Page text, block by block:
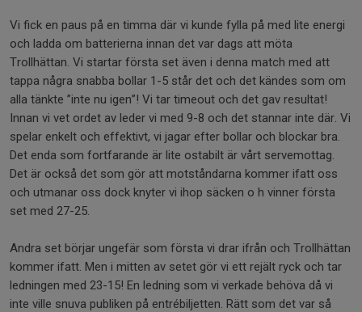
Vi fick en paus på en timma där vi kunde fylla på med lite energi
och ladda om batterierna innan det var dags att möta
Trollhättan. Vi startar första set även i denna match med att
tappa några snabba bollar 1-5 står det och det kändes som om
alla tänkte ”inte nu igen”! Vi tar timeout och det gav resultat!
Innan vi vet ordet av leder vi med 9-8 och det stannar inte där. Vi
spelar enkelt och effektivt, vi jagar efter bollar och blockar bra.
Det enda som fortfarande är lite ostabilt är vårt servemottag.
Det är också det som gör att motståndarna kommer ifatt oss
och utmanar oss dock knyter vi ihop säcken o h vinner första
set med 27-25.
Andra set börjar ungefär som första vi drar ifrån och Trollhättan
kommer ifatt. Men i mitten av setet gör vi ett rejält ryck och tar
ledningen med 23-15! En ledning som vi verkade behöva då vi
inte ville snuva publiken på entrébiljetten. Rätt som det var så